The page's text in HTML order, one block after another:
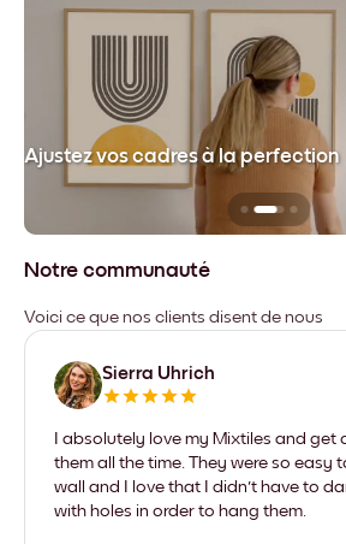
Ajustez vos cadres à la perfection
Notre communauté
Voici ce que nos clients disent de nous
Sierra Uhrich
I absolutely love my Mixtiles and get
them all the time. They were so easy
wall and I love that I didn't have to
with holes in order to hang them.